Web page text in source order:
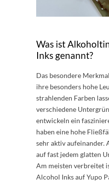
Was ist
Inks genannt?
Das besondere
ihre besonders hohe
strahlenden Farben
verschiedene
entwickeln ein
haben eine hohe
sehr aktiv aufeinander.
auf fast jedem glatten
Am meisten verbreitet
Alcohol Inks auf Yupo